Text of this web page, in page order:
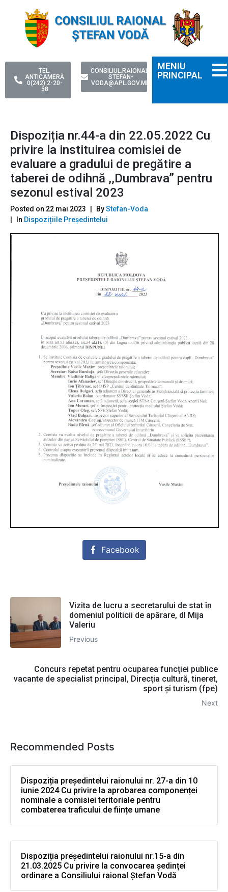
TEL.
ANTICAMERĂ
0(242) 2-20-
58
CONSILIUL.RAIONAL-
STEFAN-
VODA@APL.GOV.MD
MENIU
PRINCIPAL
Dispoziția nr.44-a din 22.05.2022 Cu
privire la instituirea comisiei de
evaluare a gradului de pregătire a
taberei de odihnă ,,Dumbrava” pentru
sezonul estival 2023
Posted on 22 mai 2023 ByStefan-Voda
In Dispozițiile Președintelui
Facebook
Vizita de lucru a secretarului de stat în
domeniul politicii de apărare, dl Mija
Valeriu
Previous
Concurs repetat pentru ocuparea funcţiei publice
vacante de specialist principal, Direcţia cultură, tineret,
sport şi turism (fpe)
Next
Recommended Posts
Dispoziția președintelui raionului nr. 27-a din 10
iunie 2024 Cu privire la aprobarea componenței
nominale a comisiei teritoriale pentru
combaterea traficului de ființe umane
Dispoziția președintelui raionului nr.15-a din
21.03.2025 Cu privire la convocarea şedinţei
ordinare a Consiliului raional Ştefan Vodă